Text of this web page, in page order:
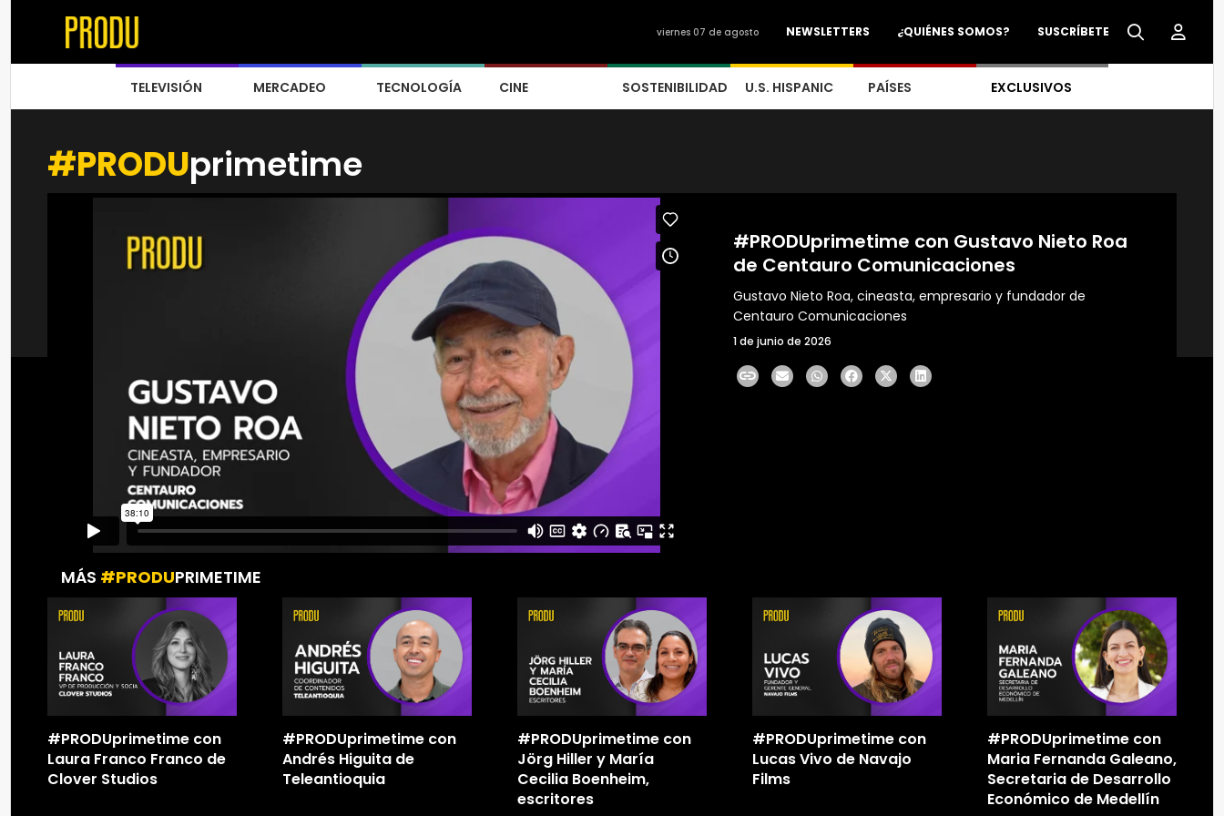
SUSCRÍBETE
¿QUIÉNES SOMOS?
NEWSLETTERS
viernes 07 de agosto
TELEVISIÓN MERCADEO TECNOLOGÍA CINE SOSTENIBILIDAD U.S. HISPANIC PAÍSES EXCLUSIVOS
#PRODUprimetime
#PRODUprimetime con Gustavo Nieto Roa
de Centauro Comunicaciones
Gustavo Nieto Roa, cineasta, empresario y fundador de
Centauro Comunicaciones
1 de junio de 2026
MÁS #PRODUPRIMETIME
#PRODUprimetime con
Laura Franco Franco de
Clover Studios
#PRODUprimetime con
Andrés Higuita de
Teleantioquia
#PRODUprimetime con
Jörg Hiller y María
Cecilia Boenheim,
escritores
#PRODUprimetime con
Lucas Vivo de Navajo
Films
#PRODUprimetime con
Maria Fernanda Galeano,
Secretaria de Desarrollo
Económico de Medellín